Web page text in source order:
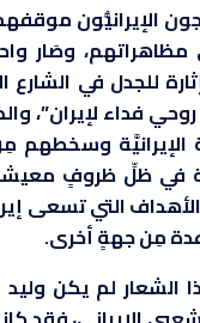
الإيرانيُّون
وصَار
للجدل في الشارع
روحي فداء لإيران”،
الإيرانيَّة وسخطهم
في ظلِّ ظروفٍ
التي تسعى
مِن جهةٍ أخرى.
الشعار لم يكن وليد